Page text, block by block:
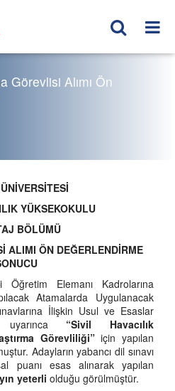
Görevlisi Alımı Ön
YÜKSEKOKULU
BÖLÜMÜ
ALIMI ÖN DEĞERLENDİRME
Öğretim Elemanı Kadrolarına
Atamalarda Uygulanacak
İlişkin Usul ve Esaslar
uyarınca “Sivil Havacılık
Görevliliği”için yapılan
Adayların yabancı dil sınavı
puanı esas alınarak yapılan
yeterli olduğu görülmüştür.